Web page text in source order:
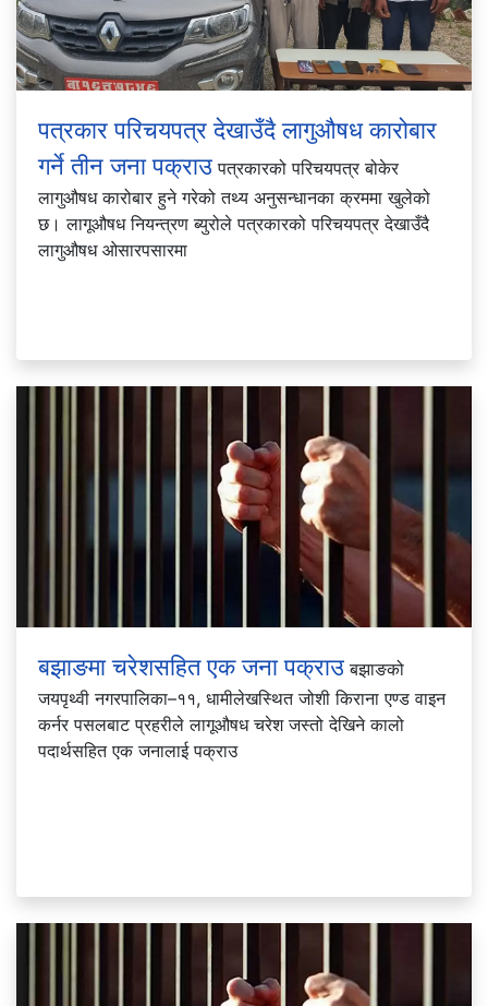
पत्रकार परिचयपत्र देखाउँदै लागुऔषध कारोबार
गर्ने तीन जना पक्राउ पत्रकारको परिचयपत्र बोकेर
लागुऔषध कारोबार हुने गरेको तथ्य अनुसन्धानका क्रममा खुलेको
छ। लागूऔषध नियन्त्रण ब्युरोले पत्रकारको परिचयपत्र देखाउँदै
लागुऔषध ओसारपसारमा
बझाङमा चरेशसहित एक जना पक्राउ बझाङको
जयपृथ्वी नगरपालिका–११, धामीलेखस्थित जोशी किराना एण्ड वाइन
कर्नर पसलबाट प्रहरीले लागूऔषध चरेश जस्तो देखिने कालो
पदार्थसहित एक जनालाई पक्राउ